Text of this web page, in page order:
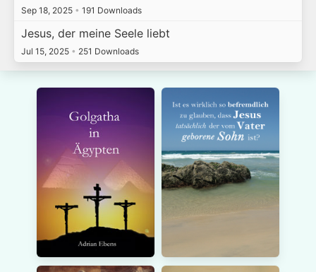
Sep 18, 2025 • 191 Downloads
Jesus, der meine Seele liebt
Jul 15, 2025 • 251 Downloads